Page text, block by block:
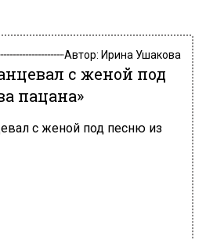
Автор: Ирина Ушакова
с женой под
пацана»